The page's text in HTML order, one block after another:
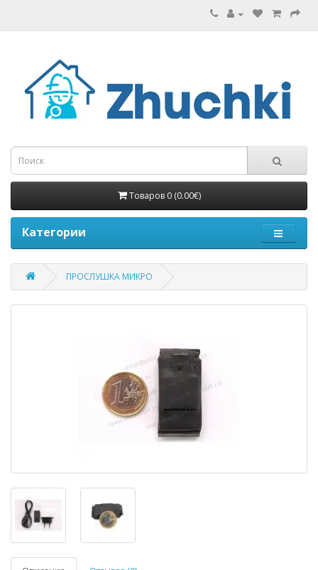
Товаров 0 (0.00€)
Категории
ПРОСЛУШКА МИКРО